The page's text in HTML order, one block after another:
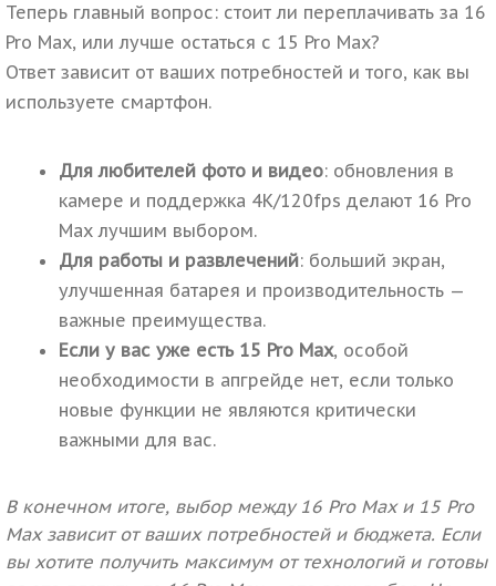
Теперь главный вопрос: стоит ли переплачивать за 16
Pro Max, или лучше остаться с 15 Pro Max?
Ответ зависит от ваших потребностей и того, как вы
используете смартфон.
Для любителей фото и видео: обновления в
камере и поддержка 4K/120fps делают 16 Pro
Max лучшим выбором.
Для работы и развлечений: больший экран,
улучшенная батарея и производительность —
важные преимущества.
Если у вас уже есть 15 Pro Max, особой
необходимости в апгрейде нет, если только
новые функции не являются критически
важными для вас.
В конечном итоге, выбор между 16 Pro Max и 15 Pro
Max зависит от ваших потребностей и бюджета. Если
вы хотите получить максимум от технологий и готовы